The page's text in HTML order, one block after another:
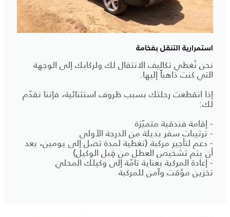
استمرارية التنقل بفخامة
نحن نُغطي تكاليف الانتقال لك ولركابك إلى الوجهة
التي كنت ذاهباً إليها.
إذا انقطعت رحلتك بسبب ظروف استثنائية، فإننا نقدّم
لك:
- إقامة فندقية متميّزة
- ترتيبات سفر بديلة من الدرجة الأولى
- دعم لتأجير مركبة (تغطية لمدة تصل إلى يومين، بعد
أن يتم تشخيص العطل من قِبل الوكيل)
- إعادة المركبة بعناية تامّة إلى وكيلك المحلي
تخزين مؤقت وآمن للمركبة